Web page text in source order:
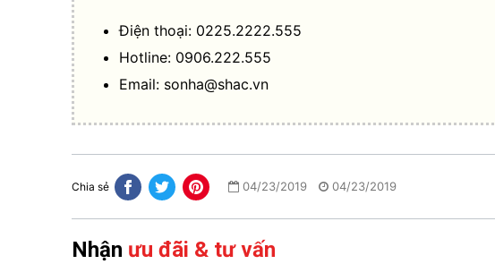
Điện thoại: 0225.2222.555
Hotline: 0906.222.555
Email: sonha@shac.vn
Chia sẻ 04/23/2019 04/23/2019
Nhận ưu đãi & tư vấn